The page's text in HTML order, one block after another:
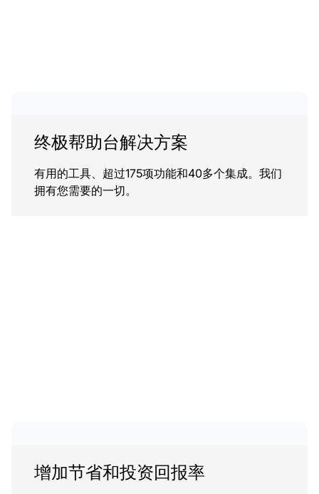
终极帮助台解决方案
有用的工具、超过175项功能和40多个集成。我们
拥有您需要的一切。
增加节省和投资回报率